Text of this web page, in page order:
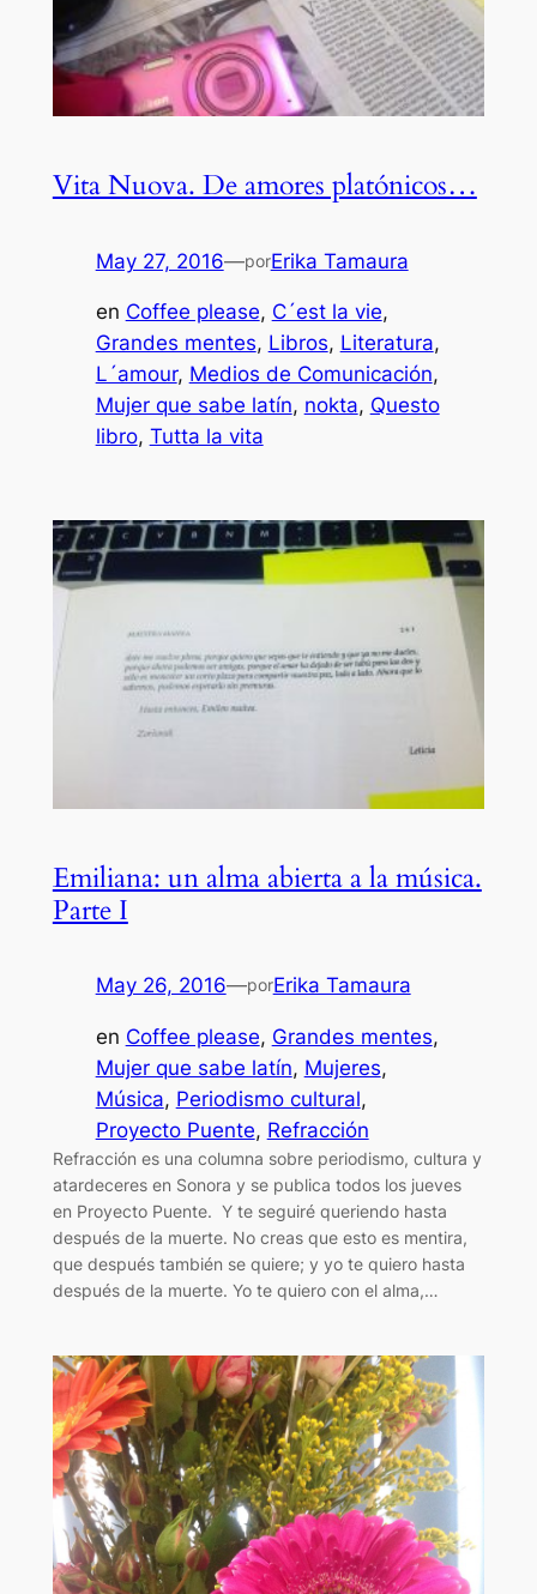
Vita Nuova. De amores platónicos…
May 27, 2016—porErika Tamaura
en Coffee please, C´est la vie
Grandes mentes, Libros, Literatura
L´amour, Medios de Comunicación
Mujer que sabe latín, nokta, Questo
libro, Tutta la vita
Emiliana: un alma abierta a la música.
Parte I
May 26, 2016—porErika Tamaura
en Coffee please, Grandes mentes
Mujer que sabe latín, Mujeres
Música, Periodismo cultural
Proyecto Puente, Refracción
Refracción es una columna sobre periodismo, cultura y
atardeceres en Sonora y se publica todos los jueves
en Proyecto Puente. Y te seguiré queriendo hasta
después de la muerte. No creas que esto es mentira,
que después también se quiere; y yo te quiero hasta
después de la muerte. Yo te quiero con el alma,…